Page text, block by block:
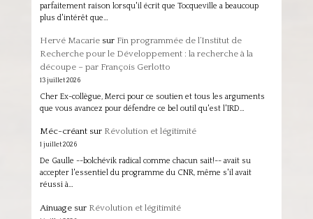
parfaitement raison lorsqu'il écrit que Tocqueville a beaucoup
plus d'intérêt que…
Hervé Macariesur Fin programmée de l’Institut de
Recherche pour le Développement : la recherche à la
découpe – par François Gerlotto
13 juillet 2026
Cher Ex-collègue, Merci pour ce soutien et tous les arguments
que vous avancez pour défendre ce bel outil qu'est l'IRD…
Méc-créantsur Révolution et légitimité
1 juillet 2026
De Gaulle --bolchévik radical comme chacun sait!-- avait su
accepter l'essentiel du programme du CNR, même s'il avait
réussi à…
Ainuagesur Révolution et légitimité